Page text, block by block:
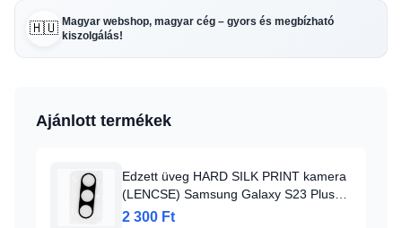
🇭🇺 Magyar webshop, magyar cég – gyors és megbízható
kiszolgálás!
Ajánlott termékek
Edzett üveg HARD SILK PRINT kamera
(LENCSE) Samsung Galaxy S23 Plus
(island) üvegfólia
2 300 Ft